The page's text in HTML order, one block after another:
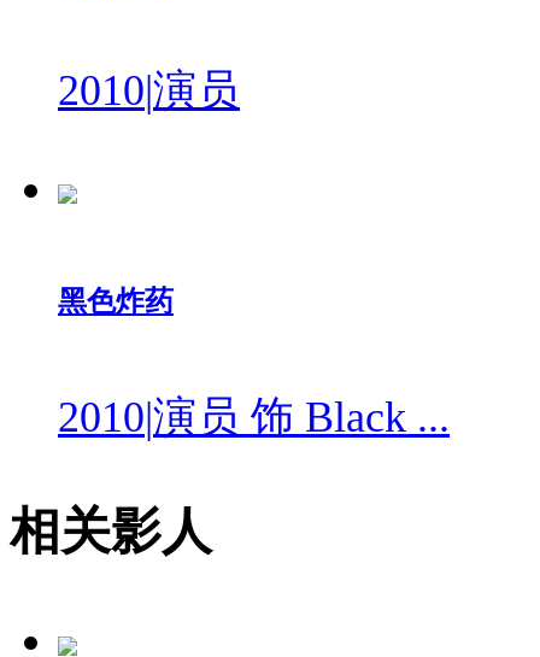
2010|演员
黑色炸药
2010|演员 饰 Black ...
相关影人